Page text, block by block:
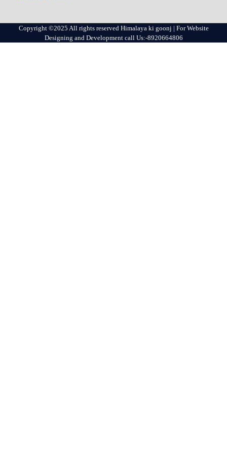
Copyright ©2025 All rights reserved Himalaya ki goonj | For Website
Designing and Development call Us:-8920664806